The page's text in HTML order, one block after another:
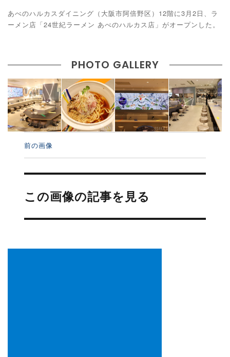
あべのハルカスダイニング（大阪市阿倍野区）12階に3月2日、ラ
ーメン店「24世紀ラーメン あべのハルカス店」がオープンした。
PHOTO GALLERY
前の画像
投
ナ
ビ
ー
この画像の記事を見る